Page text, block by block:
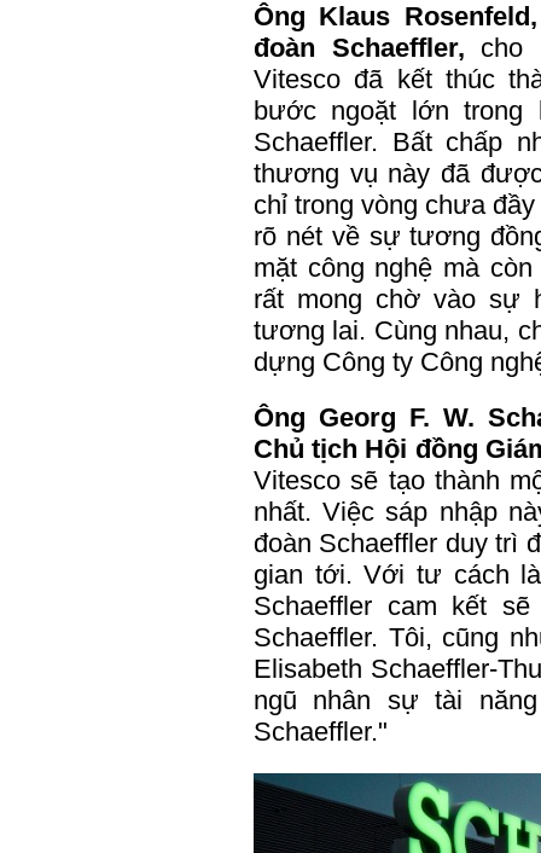
Ông Klaus
đoàn Schaeffler, cho
Vitesco đã kết thúc
bước ngoặt lớn
Schaeffler. Bất chấp
thương vụ này đã
chỉ trong vòng chưa
rõ nét về sự tương
mặt công nghệ mà
rất mong chờ vào sự
tương lai. Cùng nhau,
dựng Công ty Công
Ông Georg F. W.
Chủ tịch Hội đồng
Vitesco sẽ tạo thành
nhất. Việc sáp nhập
đoàn Schaeffler duy trì
gian tới. Với tư cách
Schaeffler cam kết
Schaeffler. Tôi, cũng
Elisabeth Schaeffler-
ngũ nhân sự tài
Schaeffler."